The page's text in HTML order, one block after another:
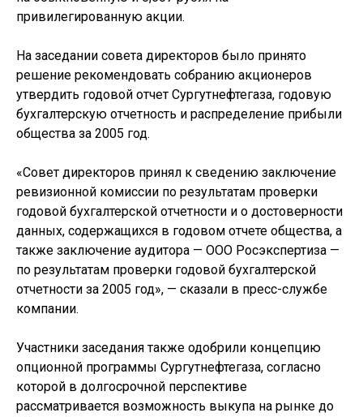
привилегированную акции.
На заседании совета директоров было принято
решение рекомендовать собранию акционеров
утвердить годовой отчет Сургутнефтегаза, годовую
бухгалтерскую отчетность и распределение прибыли
общества за 2005 год.
«Совет директоров принял к сведению заключение
ревизионной комиссии по результатам проверки
годовой бухгалтерской отчетности и о достоверности
данных, содержащихся в годовом отчете общества, а
также заключение аудитора — ООО Росэкспертиза —
по результатам проверки годовой бухгалтерской
отчетности за 2005 год», — сказали в пресс-службе
компании.
Участники заседания также одобрили концепцию
опционной программы Сургутнефтегаза, согласно
которой в долгосрочной перспективе
рассматривается возможность выкупа на рынке до